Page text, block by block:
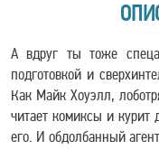
А вдруг ты тоже
подготовкой и
Как Майк Хоуэлл,
читает комиксы и курит
его. И обдолбанный